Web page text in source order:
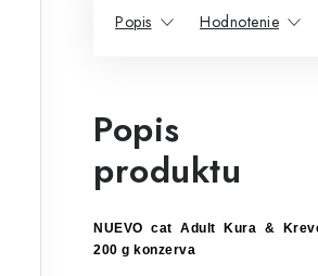
Popis Hodnotenie
Popis
produktu
NUEVO cat Adult Kura &
200 g konzerva